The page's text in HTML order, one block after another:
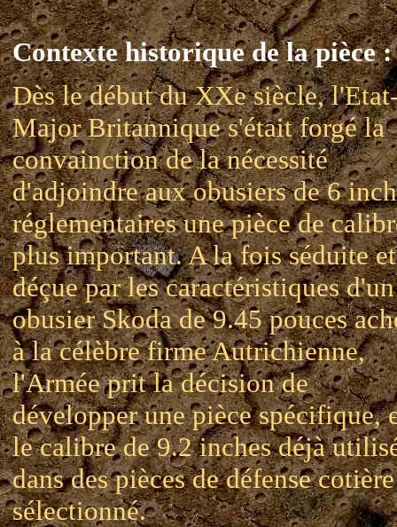
Contexte historique de la pièce :
Dès le début du XXe siècle,
Major Britannique s'était forgé la
convainction de la nécessité
d'adjoindre aux obusiers de 6
réglementaires une pièce de
plus important. A la fois séduite et
déçue par les caractéristiques d'un
obusier Skoda de 9.45 pouces
à la célèbre firme Autrichienne,
l'Armée prit la décision de
développer une pièce spécifique,
le calibre de 9.2 inches déjà
dans des pièces de défense
sélectionné.